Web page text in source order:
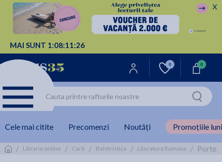
MAI SUNT 1:08:11:25
X
0 0
Cele mai citite Precomenzi Noutăți Promoțiile
/ Librarie online / Carti / Beletristica / Literatura Romana /